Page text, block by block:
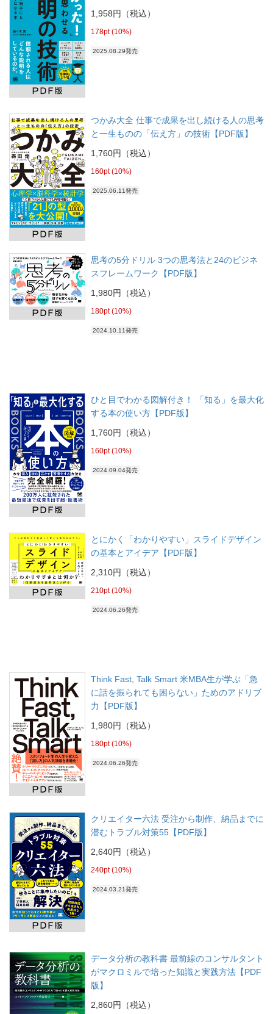
1,958円（税込）
178pt (10%)
2025.08.29発売
つかみ大全 仕事で成果を出し続ける人の思考
と一生ものの「伝え方」の技術【PDF版】
1,760円（税込）
160pt (10%)
2025.06.11発売
思考の5分ドリル 3つの思考法と24のビジネ
スフレームワーク【PDF版】
1,980円（税込）
180pt (10%)
2024.10.11発売
ひと目でわかる図解付き！ 「知る」を最大化
する本の使い方【PDF版】
1,760円（税込）
160pt (10%)
2024.09.04発売
とにかく「わかりやすい」スライドデザイン
の基本とアイデア【PDF版】
2,310円（税込）
210pt (10%)
2024.06.26発売
Think Fast, Talk Smart 米MBA生が学ぶ「急
に話を振られても困らない」ためのアドリブ
力【PDF版】
1,980円（税込）
180pt (10%)
2024.06.26発売
クリエイター六法 受注から制作、納品までに
潜むトラブル対策55【PDF版】
2,640円（税込）
240pt (10%)
2024.03.21発売
データ分析の教科書 最前線のコンサルタント
がマクロミルで培った知識と実践方法【PDF
版】
2,860円（税込）